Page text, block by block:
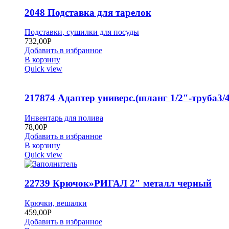
2048 Подставка для тарелок
Подставки, сушилки для посуды
732,00Р
Добавить в избранное
В корзину
Quick view
217874 Адаптер универс.(шланг 1/2″-труба3/
Инвентарь для полива
78,00Р
Добавить в избранное
В корзину
Quick view
22739 Крючок»РИГАЛ 2″ металл черный
Крючки, вешалки
459,00Р
Добавить в избранное